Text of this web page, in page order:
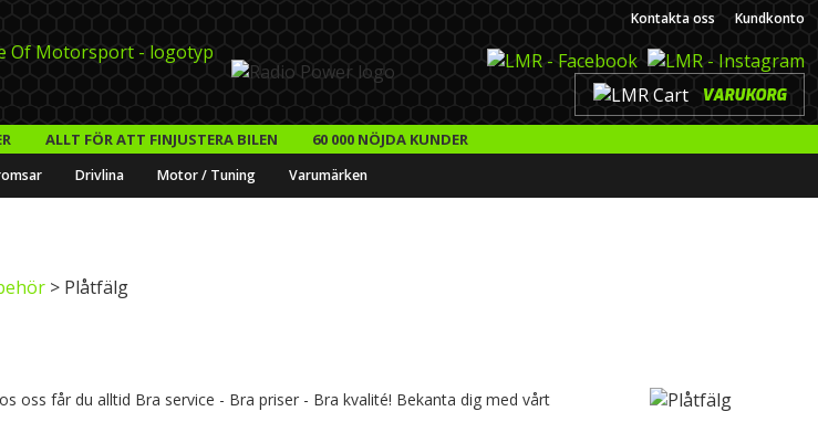
Kontakta oss Kundkonto
VARUKORG
ALLT FÖR ATT FINJUSTERA BILEN 60 000 NÖJDA KUNDER
Drivlina Motor / Tuning Varumärken
> Plåtfälg
får du alltid Bra service - Bra priser - Bra kvalité! Bekanta dig med vårt